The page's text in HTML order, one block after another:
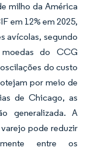
milho da América
em 12% em 2025,
avícolas, segundo
do CCG
do custo
por meio de
de Chicago, as
generalizada. A
pode reduzir
entre os